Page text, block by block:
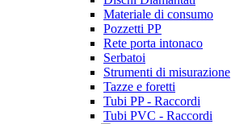
Materiale di consumo
Pozzetti PP
Rete porta intonaco
Serbatoi
Strumenti di misurazione
Tazze e foretti
Tubi PP - Raccordi
Tubi PVC - Raccordi